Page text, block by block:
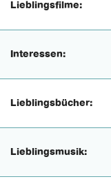
Lieblingsfilme:
Interessen:
Lieblingsbücher:
Lieblingsmusik: